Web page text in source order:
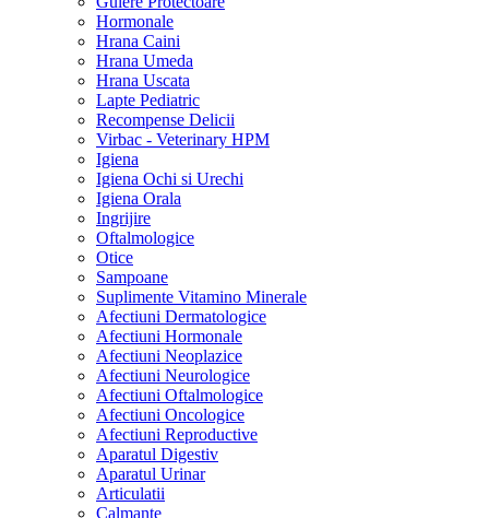
Hormonale
Hrana Caini
Hrana Umeda
Hrana Uscata
Lapte Pediatric
Recompense Delicii
Virbac - Veterinary HPM
Igiena
Igiena Ochi si Urechi
Igiena Orala
Ingrijire
Oftalmologice
Otice
Sampoane
Suplimente Vitamino Minerale
Afectiuni Dermatologice
Afectiuni Hormonale
Afectiuni Neoplazice
Afectiuni Neurologice
Afectiuni Oftalmologice
Afectiuni Oncologice
Afectiuni Reproductive
Aparatul Digestiv
Aparatul Urinar
Articulatii
Calmante